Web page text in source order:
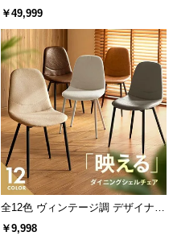
人掛けソファベッド リクライニン
グ 天然木フレーム 北欧
￥49,999
全12色 ヴィンテージ調 デザイナー
ズシェルチェア
￥9,998